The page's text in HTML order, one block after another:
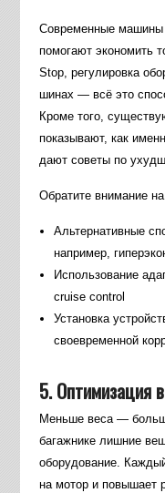
Современные машины
помогают экономить
Stop, регулировка
шинах — всё это
Кроме того,
показывают, как
дают советы по
Обратите внимание
Альтернативные
например,
Использование
cruise control
Установка
своевременной
5. Оптимизация
Меньше веса —
багажнике лишние
оборудование.
на мотор и повышает